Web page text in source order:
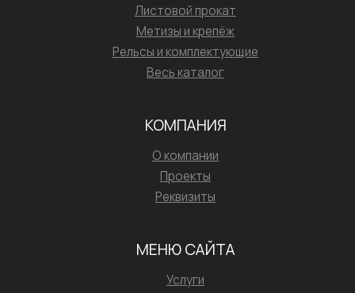
Листовой прокат
Метизы и крепёж
Рельсы и комплектующие
Весь каталог
КОМПАНИЯ
О компании
Проекты
Реквизиты
МЕНЮ САЙТА
Услуги